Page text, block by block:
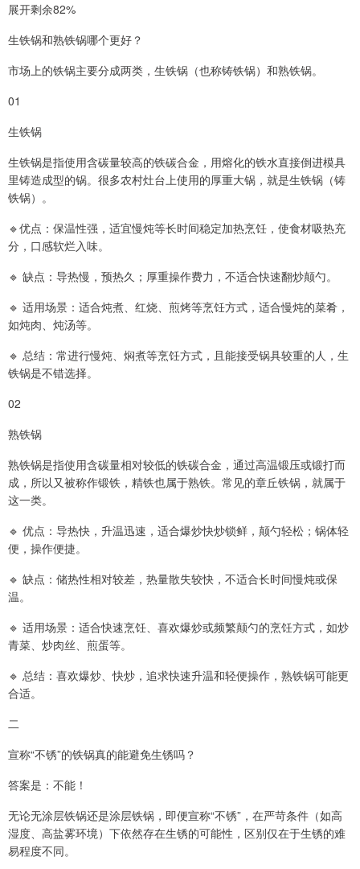
展开剩余82%
生铁锅和熟铁锅哪个更好？
市场上的铁锅主要分成两类，生铁锅（也称铸铁锅）和熟铁锅。
01
生铁锅
生铁锅是指使用含碳量较高的铁碳合金，用熔化的铁水直接倒进模具
里铸造成型的锅。很多农村灶台上使用的厚重大锅，就是生铁锅（铸
铁锅）。
🔹优点：保温性强，适宜慢炖等长时间稳定加热烹饪，使食材吸热充
分，口感软烂入味。
🔹 缺点：导热慢，预热久；厚重操作费力，不适合快速翻炒颠勺。
🔹 适用场景：适合炖煮、红烧、煎烤等烹饪方式，适合慢炖的菜肴，
如炖肉、炖汤等。
🔹 总结：常进行慢炖、焖煮等烹饪方式，且能接受锅具较重的人，生
铁锅是不错选择。
02
熟铁锅
熟铁锅是指使用含碳量相对较低的铁碳合金，通过高温锻压或锻打而
成，所以又被称作锻铁，精铁也属于熟铁。常见的章丘铁锅，就属于
这一类。
🔹 优点：导热快，升温迅速，适合爆炒快炒锁鲜，颠勺轻松；锅体轻
便，操作便捷。
🔹 缺点：储热性相对较差，热量散失较快，不适合长时间慢炖或保
温。
🔹 适用场景：适合快速烹饪、喜欢爆炒或频繁颠勺的烹饪方式，如炒
青菜、炒肉丝、煎蛋等。
🔹 总结：喜欢爆炒、快炒，追求快速升温和轻便操作，熟铁锅可能更
合适。
二
宣称“不锈”的铁锅真的能避免生锈吗？
答案是：不能！
无论无涂层铁锅还是涂层铁锅，即便宣称“不锈”，在严苛条件（如高
湿度、高盐雾环境）下依然存在生锈的可能性，区别仅在于生锈的难
易程度不同。